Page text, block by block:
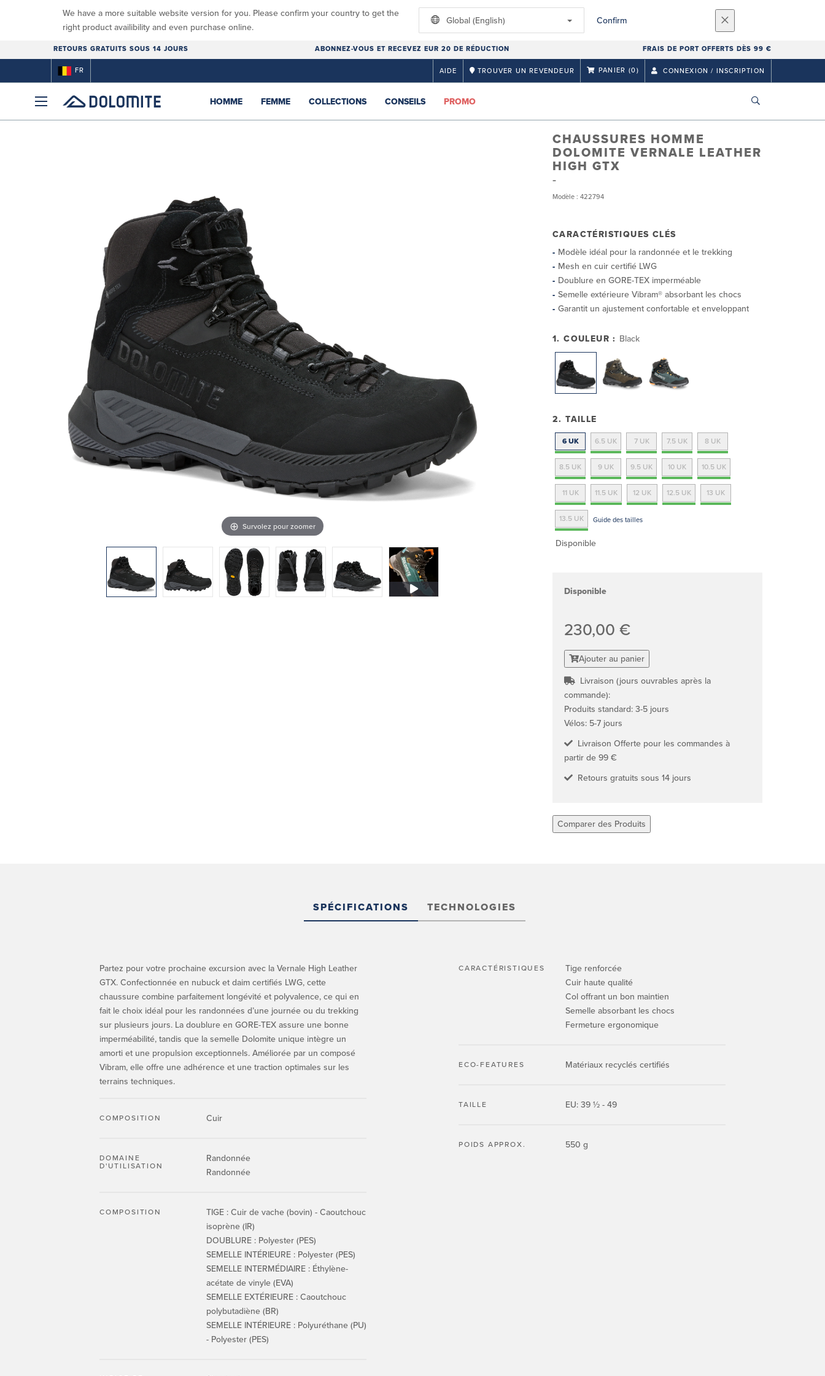
We have a more suitable website version for you. Please confirm your country to get the
right product availibility and even purchase online.
Global (English) Confirm
RETOURS GRATUITS SOUS 14 JOURS ABONNEZ-VOUS ET RECEVEZ EUR 20 DE RÉDUCTION FRAIS DE PORT OFFERTS DÈS 99 €
FR AIDE TROUVER UN REVENDEUR PANIER (0) CONNEXION / INSCRIPTION
HOMME FEMME COLLECTIONS CONSEILS PROMO
CHAUSSURES HOMME
DOLOMITE VERNALE LEATHER
HIGH GTX
Modèle : 422794
Survolez pour zoomer
CARACTÉRISTIQUES CLÉS
Modèle idéal pour la randonnée et le trekking
Mesh en cuir certifié LWG
Doublure en GORE-TEX imperméable
Semelle extérieure Vibram® absorbant les chocs
Garantit un ajustement confortable et enveloppant
1. COULEUR : Black
2. TAILLE
6 UK 6.5 UK 7 UK 7.5 UK 8 UK
8.5 UK 9 UK 9.5 UK 10 UK 10.5 UK
11 UK 11.5 UK 12 UK 12.5 UK 13 UK
13.5 UK Guide des tailles
Disponible
Disponible
230,00 €
Ajouter au panier
Livraison (jours ouvrables après la
commande):
Produits standard: 3-5 jours
Vélos: 5-7 jours
Livraison Offerte pour les commandes à
partir de 99 €
Retours gratuits sous 14 jours
Comparer des Produits
SPÉCIFICATIONS TECHNOLOGIES
Partez pour votre prochaine excursion avec la Vernale High Leather
GTX. Confectionnée en nubuck et daim certifiés LWG, cette
chaussure combine parfaitement longévité et polyvalence, ce qui en
fait le choix idéal pour les randonnées d’une journée ou du trekking
sur plusieurs jours. La doublure en GORE-TEX assure une bonne
imperméabilité, tandis que la semelle Dolomite unique intègre un
amorti et une propulsion exceptionnels. Améliorée par un composé
Vibram, elle offre une adhérence et une traction optimales sur les
terrains techniques.
COMPOSITION Cuir
DOMAINE
D'UTILISATION
Randonnée
Randonnée
COMPOSITION
TIGE : Cuir de vache (bovin) - Caoutchouc
isoprène (IR)
DOUBLURE : Polyester (PES)
SEMELLE INTÉRIEURE : Polyester (PES)
SEMELLE INTERMÉDIAIRE : Éthylène-
acétate de vinyle (EVA)
SEMELLE EXTÉRIEURE : Caoutchouc
polybutadiène (BR)
SEMELLE INTÉRIEURE : Polyuréthane (PU)
- Polyester (PES)
CARACTÉRISTIQUES
Tige renforcée
Cuir haute qualité
Col offrant un bon maintien
Semelle absorbant les chocs
Fermeture ergonomique
ECO-FEATURES Matériaux recyclés certifiés
TAILLE EU: 39 ½ - 49
POIDS APPROX. 550 g